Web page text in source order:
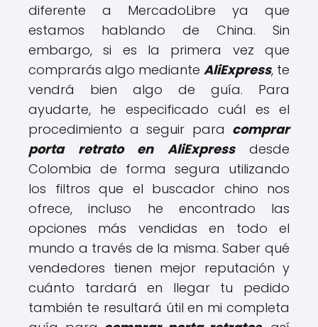
diferente a MercadoLibre ya que
estamos hablando de China. Sin
embargo, si es la primera vez que
comprarás algo mediante AliExpress, te
vendrá bien algo de guía. Para
ayudarte, he especificado cuál es el
procedimiento a seguir para comprar
porta retrato en AliExpressdesde
Colombia de forma segura utilizando
los filtros que el buscador chino nos
ofrece, incluso he encontrado las
opciones más vendidas en todo el
mundo a través de la misma. Saber qué
vendedores tienen mejor reputación y
cuánto tardará en llegar tu pedido
también te resultará útil en mi completa